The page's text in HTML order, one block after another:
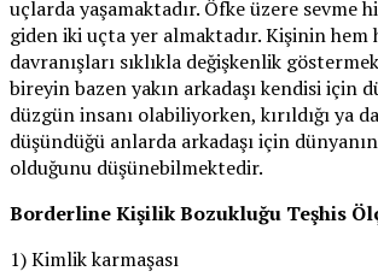
uçlarda yaşamaktadır. Öfke üzere sevme
giden iki uçta yer almaktadır. Kişinin hem
davranışları sıklıkla değişkenlik
bireyin bazen yakın arkadaşı kendisi için
düzgün insanı olabiliyorken, kırıldığı ya
düşündüğü anlarda arkadaşı için
olduğunu düşünebilmektedir.
Borderline Kişilik Bozukluğu Teşhis
1) Kimlik karmaşası